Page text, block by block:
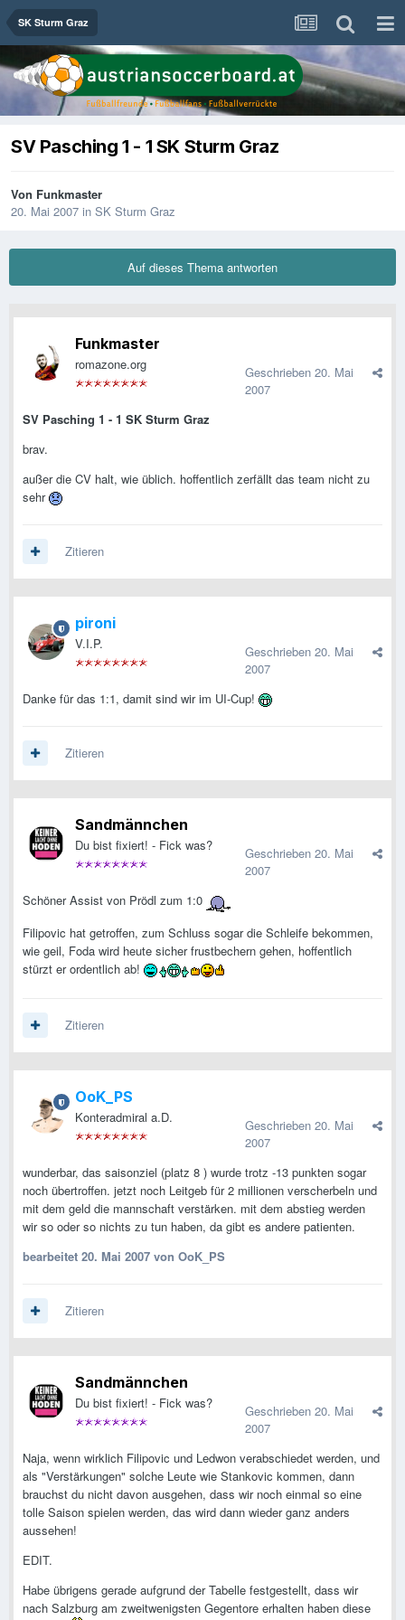
SK Sturm Graz
SV Pasching 1 - 1 SK Sturm Graz
Von Funkmaster
20. Mai 2007 in SK Sturm Graz
Auf dieses Thema antworten
Funkmaster
romazone.org Geschrieben 20. Mai
2007
SV Pasching 1 - 1 SK Sturm Graz
brav.
außer die CV halt, wie üblich. hoffentlich zerfällt das team nicht zu
sehr
Zitieren
pironi
V.I.P. Geschrieben 20. Mai
2007
Danke für das 1:1, damit sind wir im UI-Cup!
Zitieren
Sandmännchen
Du bist fixiert! - Fick was? Geschrieben 20. Mai
2007
Schöner Assist von Prödl zum 1:0
Filipovic hat getroffen, zum Schluss sogar die Schleife bekommen,
wie geil, Foda wird heute sicher frustbechern gehen, hoffentlich
stürzt er ordentlich ab!
Zitieren
OoK_PS
Konteradmiral a.D. Geschrieben 20. Mai
2007
wunderbar, das saisonziel (platz 8 ) wurde trotz -13 punkten sogar
noch übertroffen. jetzt noch Leitgeb für 2 millionen verscherbeln und
mit dem geld die mannschaft verstärken. mit dem abstieg werden
wir so oder so nichts zu tun haben, da gibt es andere patienten.
bearbeitet 20. Mai 2007 von OoK_PS
Zitieren
Sandmännchen
Du bist fixiert! - Fick was? Geschrieben 20. Mai
2007
Naja, wenn wirklich Filipovic und Ledwon verabschiedet werden, und
als "Verstärkungen" solche Leute wie Stankovic kommen, dann
brauchst du nicht davon ausgehen, dass wir noch einmal so eine
tolle Saison spielen werden, das wird dann wieder ganz anders
aussehen!
EDIT.
Habe übrigens gerade aufgrund der Tabelle festgestellt, dass wir
nach Salzburg am zweitwenigsten Gegentore erhalten haben diese